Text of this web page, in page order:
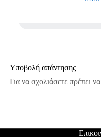
Υποβολή απάντησης
Για να σχολιάσετε πρέπει να